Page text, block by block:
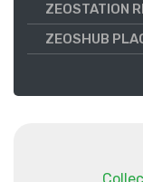
ZEOSTATION
ZEOSHUB